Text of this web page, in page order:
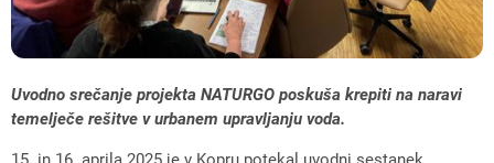
Uvodno srečanje projekta NATURGO poskuša krepiti na naravi
temelječe rešitve v urbanem upravljanju voda.